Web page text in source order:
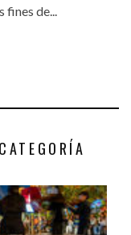
de...